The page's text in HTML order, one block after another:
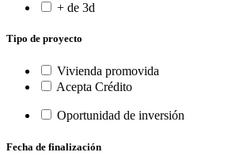
+ de 3d
Tipo de proyecto
Vivienda promovida
Acepta Crédito
Oportunidad de inversión
Fecha de finalización